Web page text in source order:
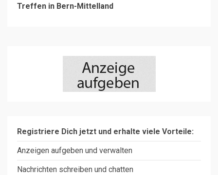
Treffen in Bern-Mittelland
Registriere Dich jetzt und erhalte viele Vorteile:
Anzeigen aufgeben und verwalten
Nachrichten schreiben und chatten